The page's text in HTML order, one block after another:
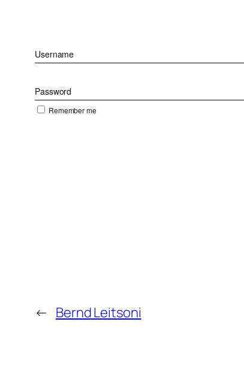
Username
Password
Remember me
← Bernd Leitsoni